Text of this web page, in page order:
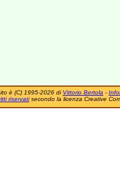
è (C) 1995-2026 di Vittorio Bertola -
riservatisecondo la licenza Creative